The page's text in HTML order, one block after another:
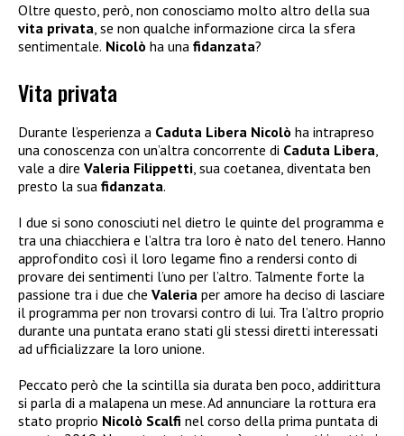
Oltre questo, però, non conosciamo molto altro della sua
vita privata, se non qualche informazione circa la sfera
sentimentale. Nicolò ha una fidanzata?
Vita privata
Durante l’esperienza a Caduta Libera Nicolò ha intrapreso
una conoscenza con un’altra concorrente di Caduta Libera
vale a dire Valeria Filippetti , sua coetanea, diventata ben
presto la sua fidanzata.
I due si sono conosciuti nel dietro le quinte del programma e
tra una chiacchiera e l’altra tra loro è nato del tenero. Hanno
approfondito così il loro legame fino a rendersi conto di
provare dei sentimenti l’uno per l’altro. Talmente forte la
passione tra i due che Valeria per amore ha deciso di lasciare
il programma per non trovarsi contro di lui. Tra l’altro proprio
durante una puntata erano stati gli stessi diretti interessati
ad ufficializzare la loro unione.
Peccato però che la scintilla sia durata ben poco, addirittura
si parla di a malapena un mese. Ad annunciare la rottura era
stato proprio Nicolò Scalfi nel corso della prima puntata di